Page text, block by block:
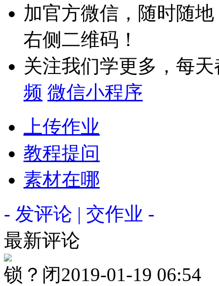
加官方微信，随时随
右侧二维码！
关注我们学更多，每
频 微信小程序
上传作业
教程提问
素材在哪
- 发评论 | 交作业 -
最新评论
锁？闭2019-01-19 06:54